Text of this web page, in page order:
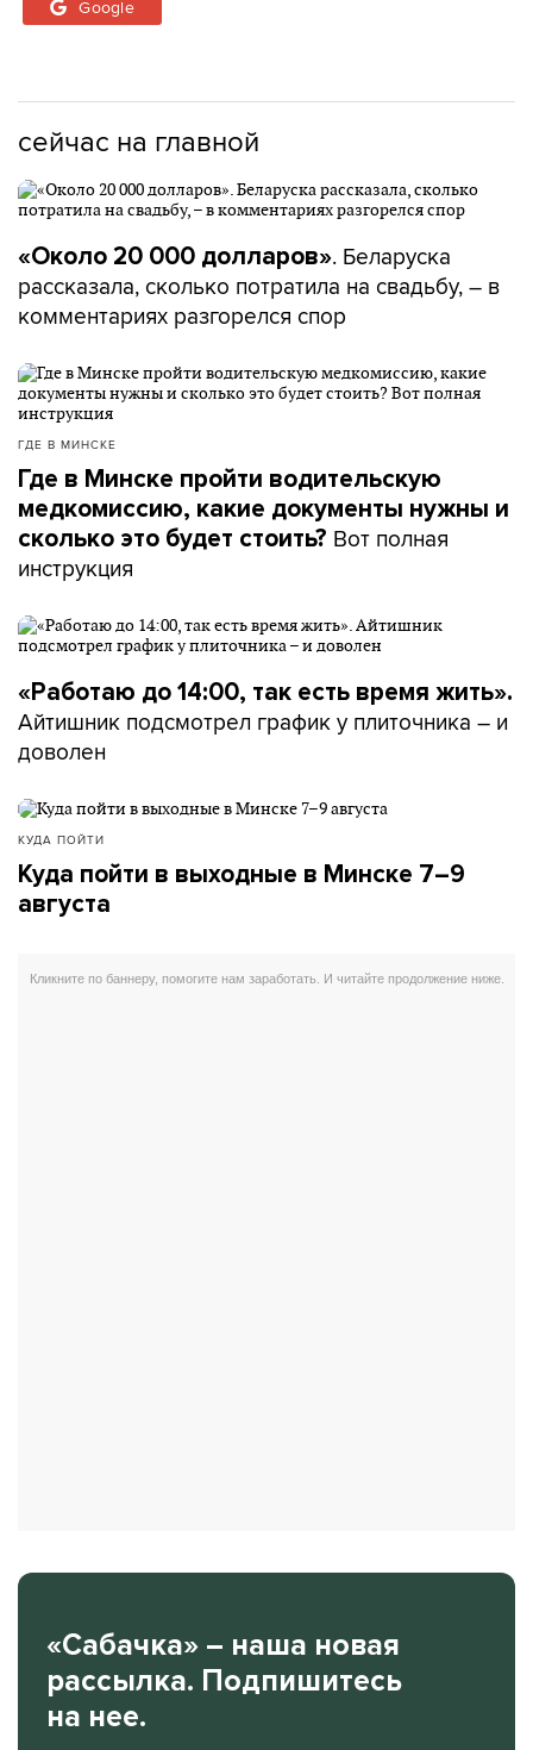
Google
сейчас на главной
«Около 20 000 долларов». Беларуска
рассказала, сколько потратила на свадьбу, – в
комментариях разгорелся спор
ГДЕ В МИНСКЕ
Где в Минске пройти водительскую
медкомиссию, какие документы нужны и
сколько это будет стоить? Вот полная
инструкция
«Работаю до 14:00, так есть время жить».
Айтишник подсмотрел график у плиточника – и
доволен
КУДА ПОЙТИ
Куда пойти в выходные в Минске 7–9
августа
«Сабачка» – наша новая
рассылка. Подпишитесь
на нее.